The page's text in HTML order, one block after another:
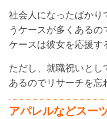
社会人になったばかり
うケースが多くある
ケースは彼女を応援す
ただし、就職祝いとし
あるのでリサーチを忘
アパレルなどスー